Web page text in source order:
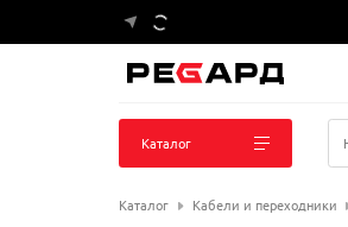
Каталог
Каталог Кабели и переходники